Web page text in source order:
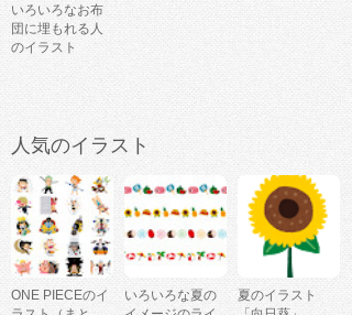
いろいろなお布
団に埋もれる人
のイラスト
人気のイラスト
ONE PIECEのイ
いろいろな夏の
夏のイラスト